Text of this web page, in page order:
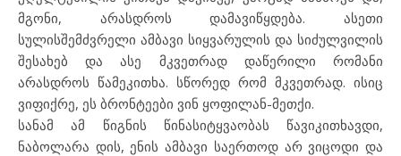
მგონი, არასდროს დამავიწყდება. ასეთი
სულისშემძვრელი ამბავი სიყვარულის და სიძულვილის
შესახებ და ასე მკვეთრად დაწერილი რომანი
არასდროს წამეკითხა. სწორედ რომ მკვეთრად. ისიც
ვიფიქრე, ეს ბრონტეები ვინ ყოფილან-მეთქი.
სანამ ამ წიგნის წინასიტყვაობას წავიკითხავდი,
ნაბოლარა დის, ენის ამბავი საერთოდ არ ვიცოდი და